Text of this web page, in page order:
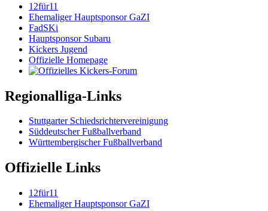
12für11
Ehemaliger Hauptsponsor GaZI
FadSKi
Hauptsponsor Subaru
Kickers Jugend
Offizielle Homepage
Regionalliga-Links
Stuttgarter Schiedsrichtervereinigung
Süddeutscher Fußballverband
Württembergischer Fußballverband
Offizielle Links
12für11
Ehemaliger Hauptsponsor GaZI